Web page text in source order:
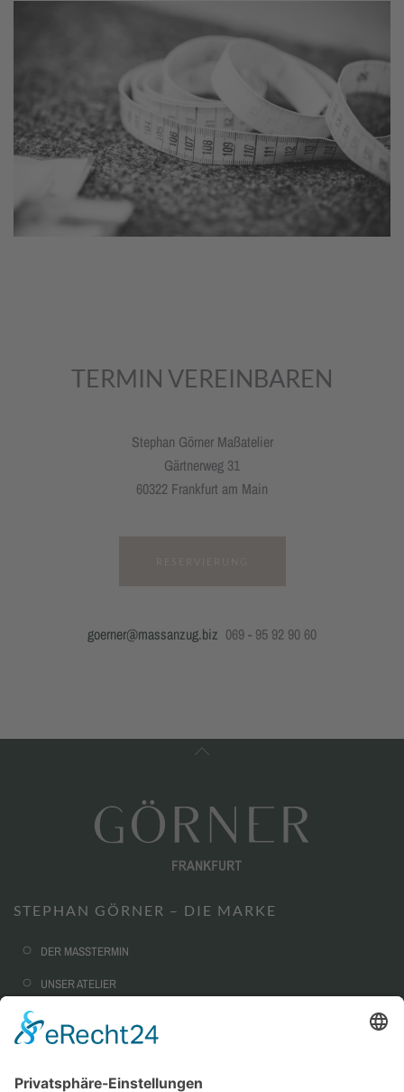
TERMIN VEREINBAREN
Stephan Görner Maßatelier
Gärtnerweg 31
60322 Frankfurt am Main
goerner@massanzug.biz 069 - 95 92 90 60
STEPHAN GÖRNER – DIE MARKE
DER MASSTERMIN
UNSER ATELIER
NACHHALTIGKEIT
CORPORATE FASHION
AUSSTATTUNG & OPTIONEN